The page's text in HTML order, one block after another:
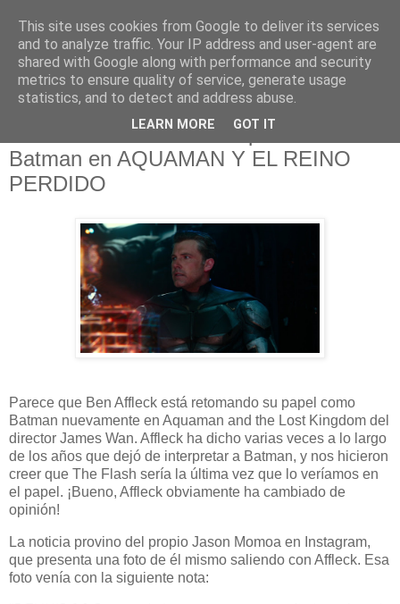
Ben Affleck vuelve a interpretar a
Batman en AQUAMAN Y EL REINO
PERDIDO
Parece que Ben Affleck está retomando su papel como
Batman nuevamente en Aquaman and the Lost Kingdom del
director James Wan. Affleck ha dicho varias veces a lo largo
de los años que dejó de interpretar a Batman, y nos hicieron
creer que The Flash sería la última vez que lo veríamos en
el papel. ¡Bueno, Affleck obviamente ha cambiado de
opinión!
La noticia provino del propio Jason Momoa en Instagram,
que presenta una foto de él mismo saliendo con Affleck. Esa
foto venía con la siguiente nota:
This site uses cookies from Google to deliver its services
and to analyze traffic. Your IP address and user-agent are
shared with Google along with performance and security
metrics to ensure quality of service, generate usage
statistics, and to detect and address abuse.
LEARN MORE GOT IT